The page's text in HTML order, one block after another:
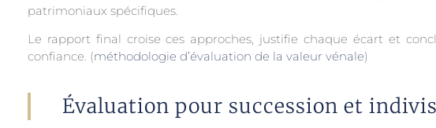
patrimoniaux spécifiques.
Le rapport final croise ces approches, justifie chaque écart et
confiance. (méthodologie d’évaluation de la valeur vénale)
Évaluation pour succession et